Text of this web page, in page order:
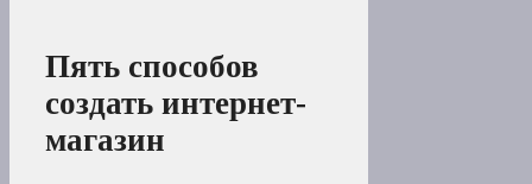
Пять способов
создать интернет-
магазин